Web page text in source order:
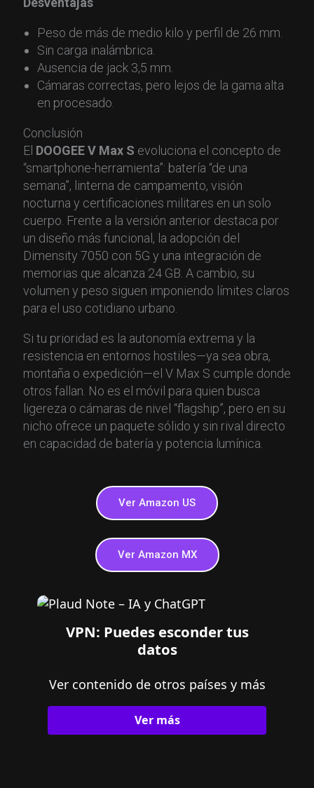
Peso de más de medio kilo y perfil de 26 mm.
Sin carga inalámbrica.
Ausencia de jack 3,5 mm.
Cámaras correctas, pero lejos de la gama alta
en procesado.
Conclusión
El DOOGEE V Max S evoluciona el concepto de
“smartphone-herramienta”: batería “de una
semana”, linterna de campamento, visión
nocturna y certificaciones militares en un solo
cuerpo. Frente a la versión anterior destaca por
un diseño más funcional, la adopción del
Dimensity 7050 con 5G y una integración de
memorias que alcanza 24 GB. A cambio, su
volumen y peso siguen imponiendo límites claros
para el uso cotidiano urbano.
Si tu prioridad es la autonomía extrema y la
resistencia en entornos hostiles—ya sea obra,
montaña o expedición—el V Max S cumple donde
otros fallan. No es el móvil para quien busca
ligereza o cámaras de nivel “flagship”, pero en su
nicho ofrece un paquete sólido y sin rival directo
en capacidad de batería y potencia lumínica.
Ver Amazon US
Ver Amazon MX
VPN: Puedes esconder tus
datos
Ver contenido de otros países y más
Ver más